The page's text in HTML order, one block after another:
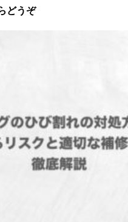
どうぞ